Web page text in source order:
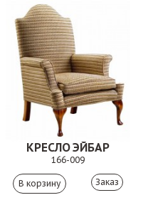
КРЕСЛО ЭЙБАР
166-009
Заказ